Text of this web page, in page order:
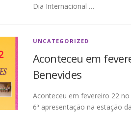
Dia Internacional …
UNCATEGORIZED
Aconteceu em
Benevides
Aconteceu em fevereiro 22
6ª apresentação na estação